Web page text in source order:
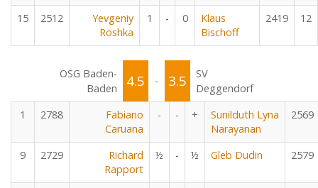
15 2512
Yevgeniy
Roshka
1 - 0
Klaus
Bischoff
2419 12
OSG Baden-
Baden
4.5 - 3.5
SV
Deggendorf
1
2788
Fabiano
Caruana
- - +
Sunilduth Lyna
Narayanan
2569
9 2729
Richard
Rapport
½ - ½ Gleb Dudin 2579